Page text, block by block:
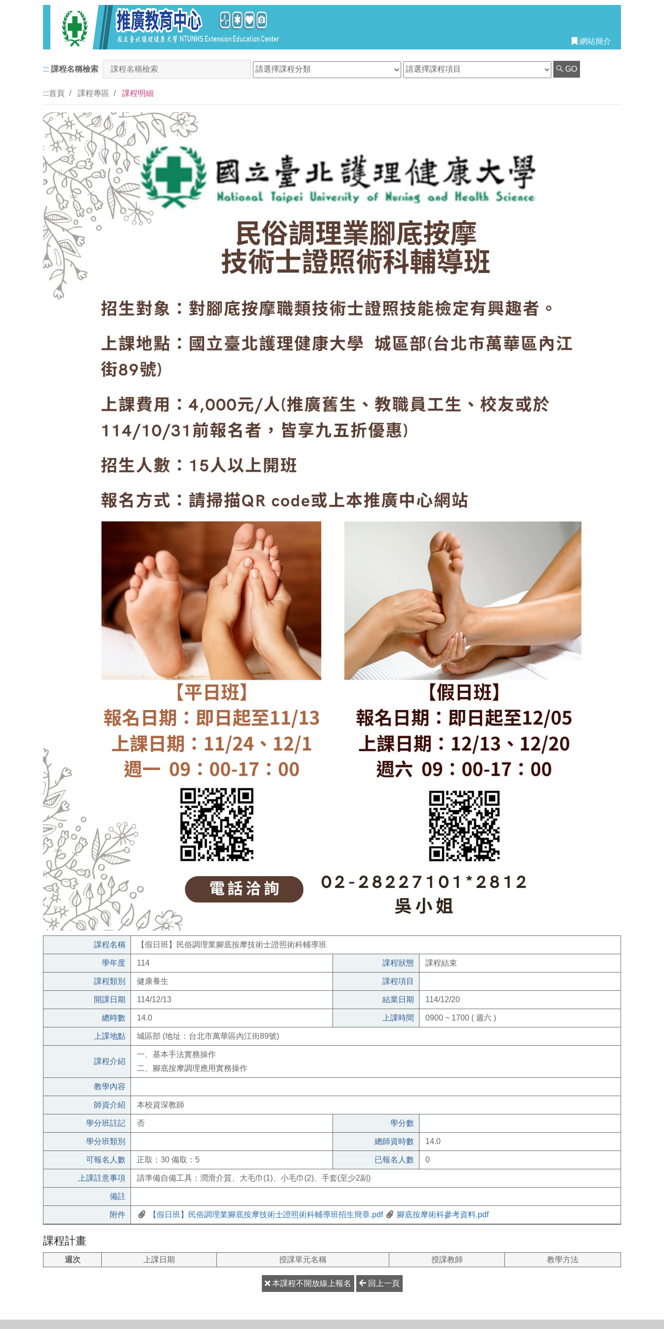
網站簡介
::: 課程名稱檢索 GO
:::首頁 課程專區 課程明細
課程名稱 【假日班】民俗調理業腳底按摩技術士證照術科輔導班
學年度 114 課程狀態 課程結束
課程類別 健康養生 課程項目
開課日期 114/12/13 結業日期 114/12/20
總時數 14.0 上課時間 0900 ~ 1700 ( 週六 )
上課地點 城區部 (地址：台北市萬華區內江街89號)
課程介紹
一、基本手法實務操作
二、腳底按摩調理應用實務操作
教學內容
師資介紹 本校資深教師
學分班註記 否 學分數
學分班類別 總師資時數 14.0
可報名人數 正取：30 備取：5 已報名人數 0
上課註意事項 請準備自備工具：潤滑介質、大毛巾(1)、小毛巾(2)、手套(至少2副)
備註
附件 【假日班】民俗調理業腳底按摩技術士證照術科輔導班招生簡章.pdf 腳底按摩術科參考資料.pdf
課程計畫
週次 上課日期 授課單元名稱 授課教師 教學方法
本課程不開放線上報名 回上一頁